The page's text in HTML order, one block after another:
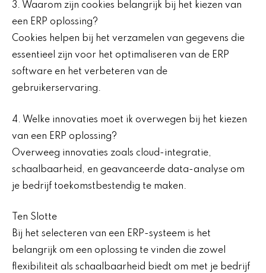
3. Waarom zijn cookies belangrijk bij het kiezen van
een ERP oplossing?
Cookies helpen bij het verzamelen van gegevens die
essentieel zijn voor het optimaliseren van de ERP
software en het verbeteren van de
gebruikerservaring.
4. Welke innovaties moet ik overwegen bij het kiezen
van een ERP oplossing?
Overweeg innovaties zoals cloud-integratie,
schaalbaarheid, en geavanceerde data-analyse om
je bedrijf toekomstbestendig te maken.
Ten Slotte
Bij het selecteren van een ERP-systeem is het
belangrijk om een oplossing te vinden die zowel
flexibiliteit als schaalbaarheid biedt om met je bedrijf